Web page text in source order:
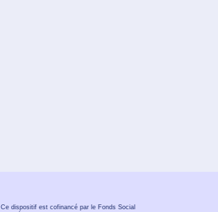
Ce dispositif est cofinancé par le Fonds Social